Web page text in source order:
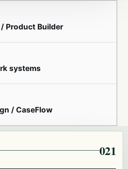
/ Product Builder
systems
/ CaseFlow
021